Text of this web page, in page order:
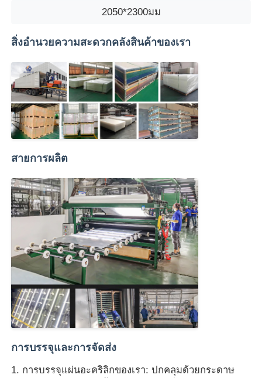
2050*2300มม
สิ่งอำนวยความสะดวกคลังสินค้าของเรา
สายการผลิต
การบรรจุและการจัดส่ง
1. การบรรจุแผ่นอะคริลิกของเรา: ปกคลุมด้วยกระดาษ